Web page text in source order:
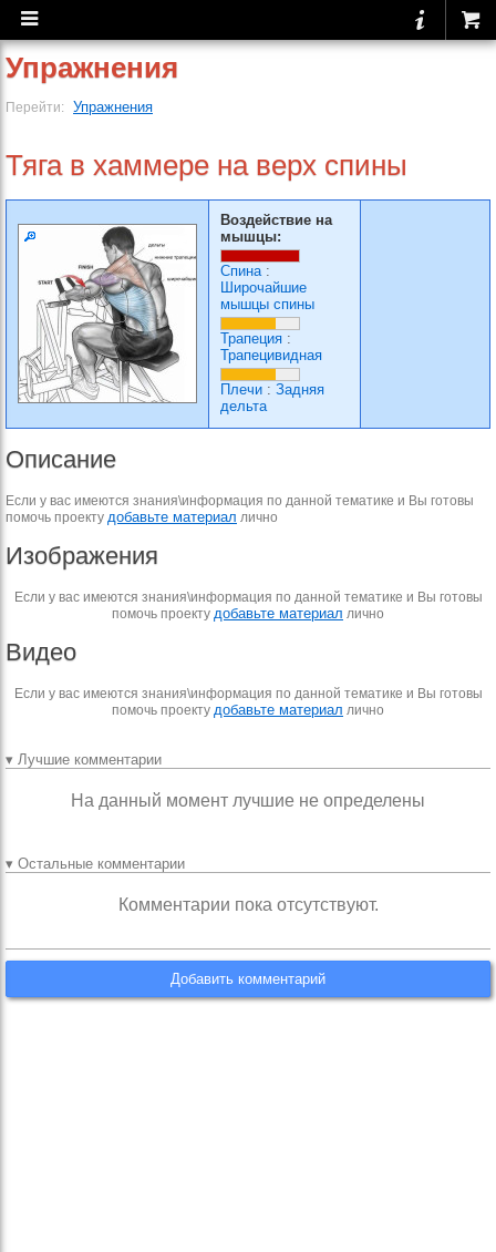
Упражнения
Перейти: Упражнения
Тяга в хаммере на верх спины
Воздействие на
мышцы:
Спина:
Широчайшие
мышцы спины
Трапеция :
Трапецивидная
Плечи : Задняя
дельта
Описание
Если у вас имеются знания\информация по данной тематике и Вы готовы
помочь проекту добавьте материал лично
Изображения
Если у вас имеются знания\информация по данной тематике и Вы готовы
помочь проекту добавьте материал лично
Видео
Если у вас имеются знания\информация по данной тематике и Вы готовы
помочь проекту добавьте материал лично
▾ Лучшие комментарии
На данный момент лучшие не определены
▾ Остальные комментарии
Комментарии пока отсутствуют.
Добавить комментарий